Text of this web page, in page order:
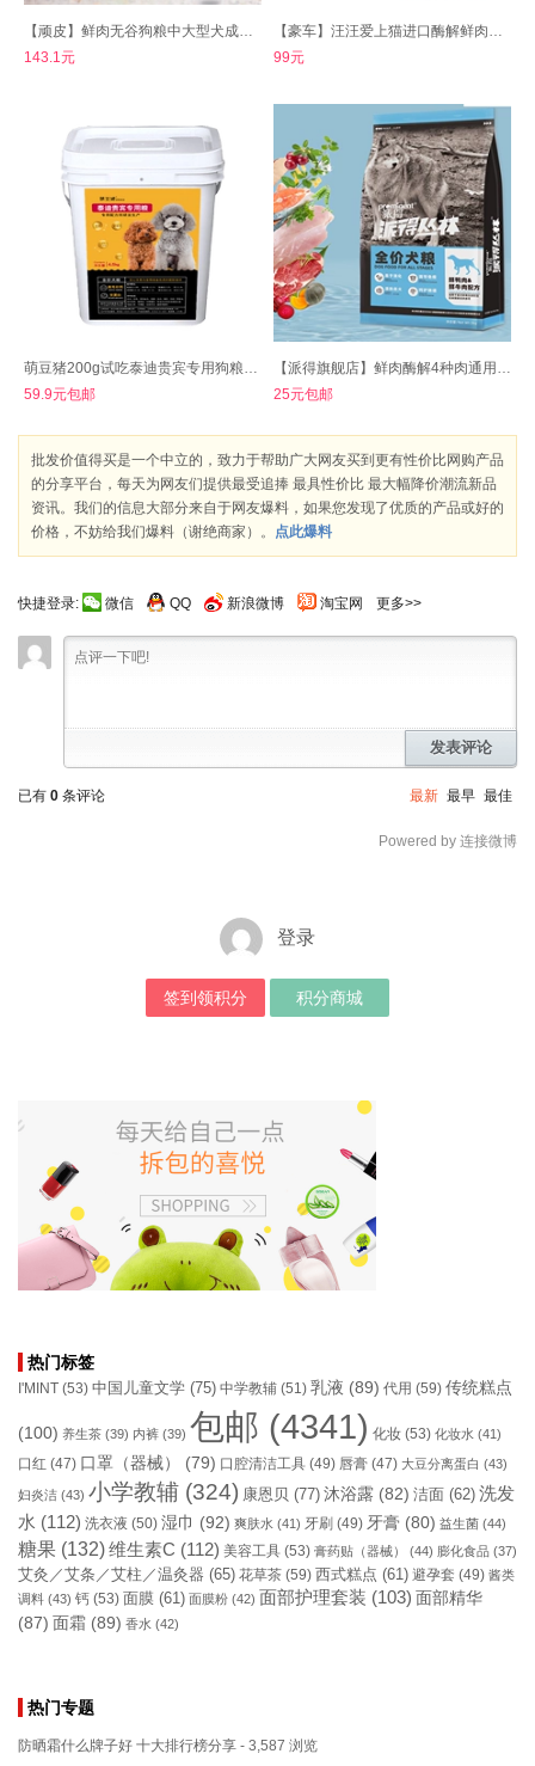
【顽皮】鲜肉无谷狗粮中大型犬成犬4kg
143.1元
【豪车】汪汪爱上猫进口酶解鲜肉狗粮2kg
99元
萌豆猪200g试吃泰迪贵宾专用狗粮幼犬成犬
59.9元包邮
【派得旗舰店】鲜肉酶解4种肉通用狗粮2kg
25元包邮
批发价值得买是一个中立的，致力于帮助广大网友买到更有性价比网购产品
的分享平台，每天为网友们提供最受追捧 最具性价比 最大幅降价潮流新品
资讯。我们的信息大部分来自于网友爆料，如果您发现了优质的产品或好的
价格，不妨给我们爆料（谢绝商家）。 点此爆料
快捷登录: 微信 QQ 新浪微博 淘宝网 更多>>
发表评论
已有 0 条评论 最新 最早 最佳
Powered by 连接微博
登录
签到领积分 积分商城
热门标签
I'MINT (53) 中国儿童文学 (75) 中学教辅 (51) 乳液 (89) 代用 (59) 传统糕点
(100) 养生茶 (39) 内裤 (39) 包邮 (4341) 化妆 (53) 化妆水 (41)
口红 (47) 口罩（器械） (79) 口腔清洁工具 (49) 唇膏 (47) 大豆分离蛋白 (43)
妇炎洁 (43) 小学教辅 (324) 康恩贝 (77) 沐浴露 (82) 洁面 (62) 洗发
水 (112) 洗衣液 (50) 湿巾 (92) 爽肤水 (41) 牙刷 (49) 牙膏 (80) 益生菌 (44)
糖果 (132)维生素C (112) 美容工具 (53) 膏药贴（器械） (44) 膨化食品 (37)
艾灸／艾条／艾柱／温灸器 (65) 花草茶 (59) 西式糕点 (61) 避孕套 (49) 酱类
调料 (43) 钙 (53) 面膜 (61) 面膜粉 (42) 面部护理套装 (103) 面部精华
(87) 面霜 (89) 香水 (42)
热门专题
防晒霜什么牌子好 十大排行榜分享 - 3,587 浏览